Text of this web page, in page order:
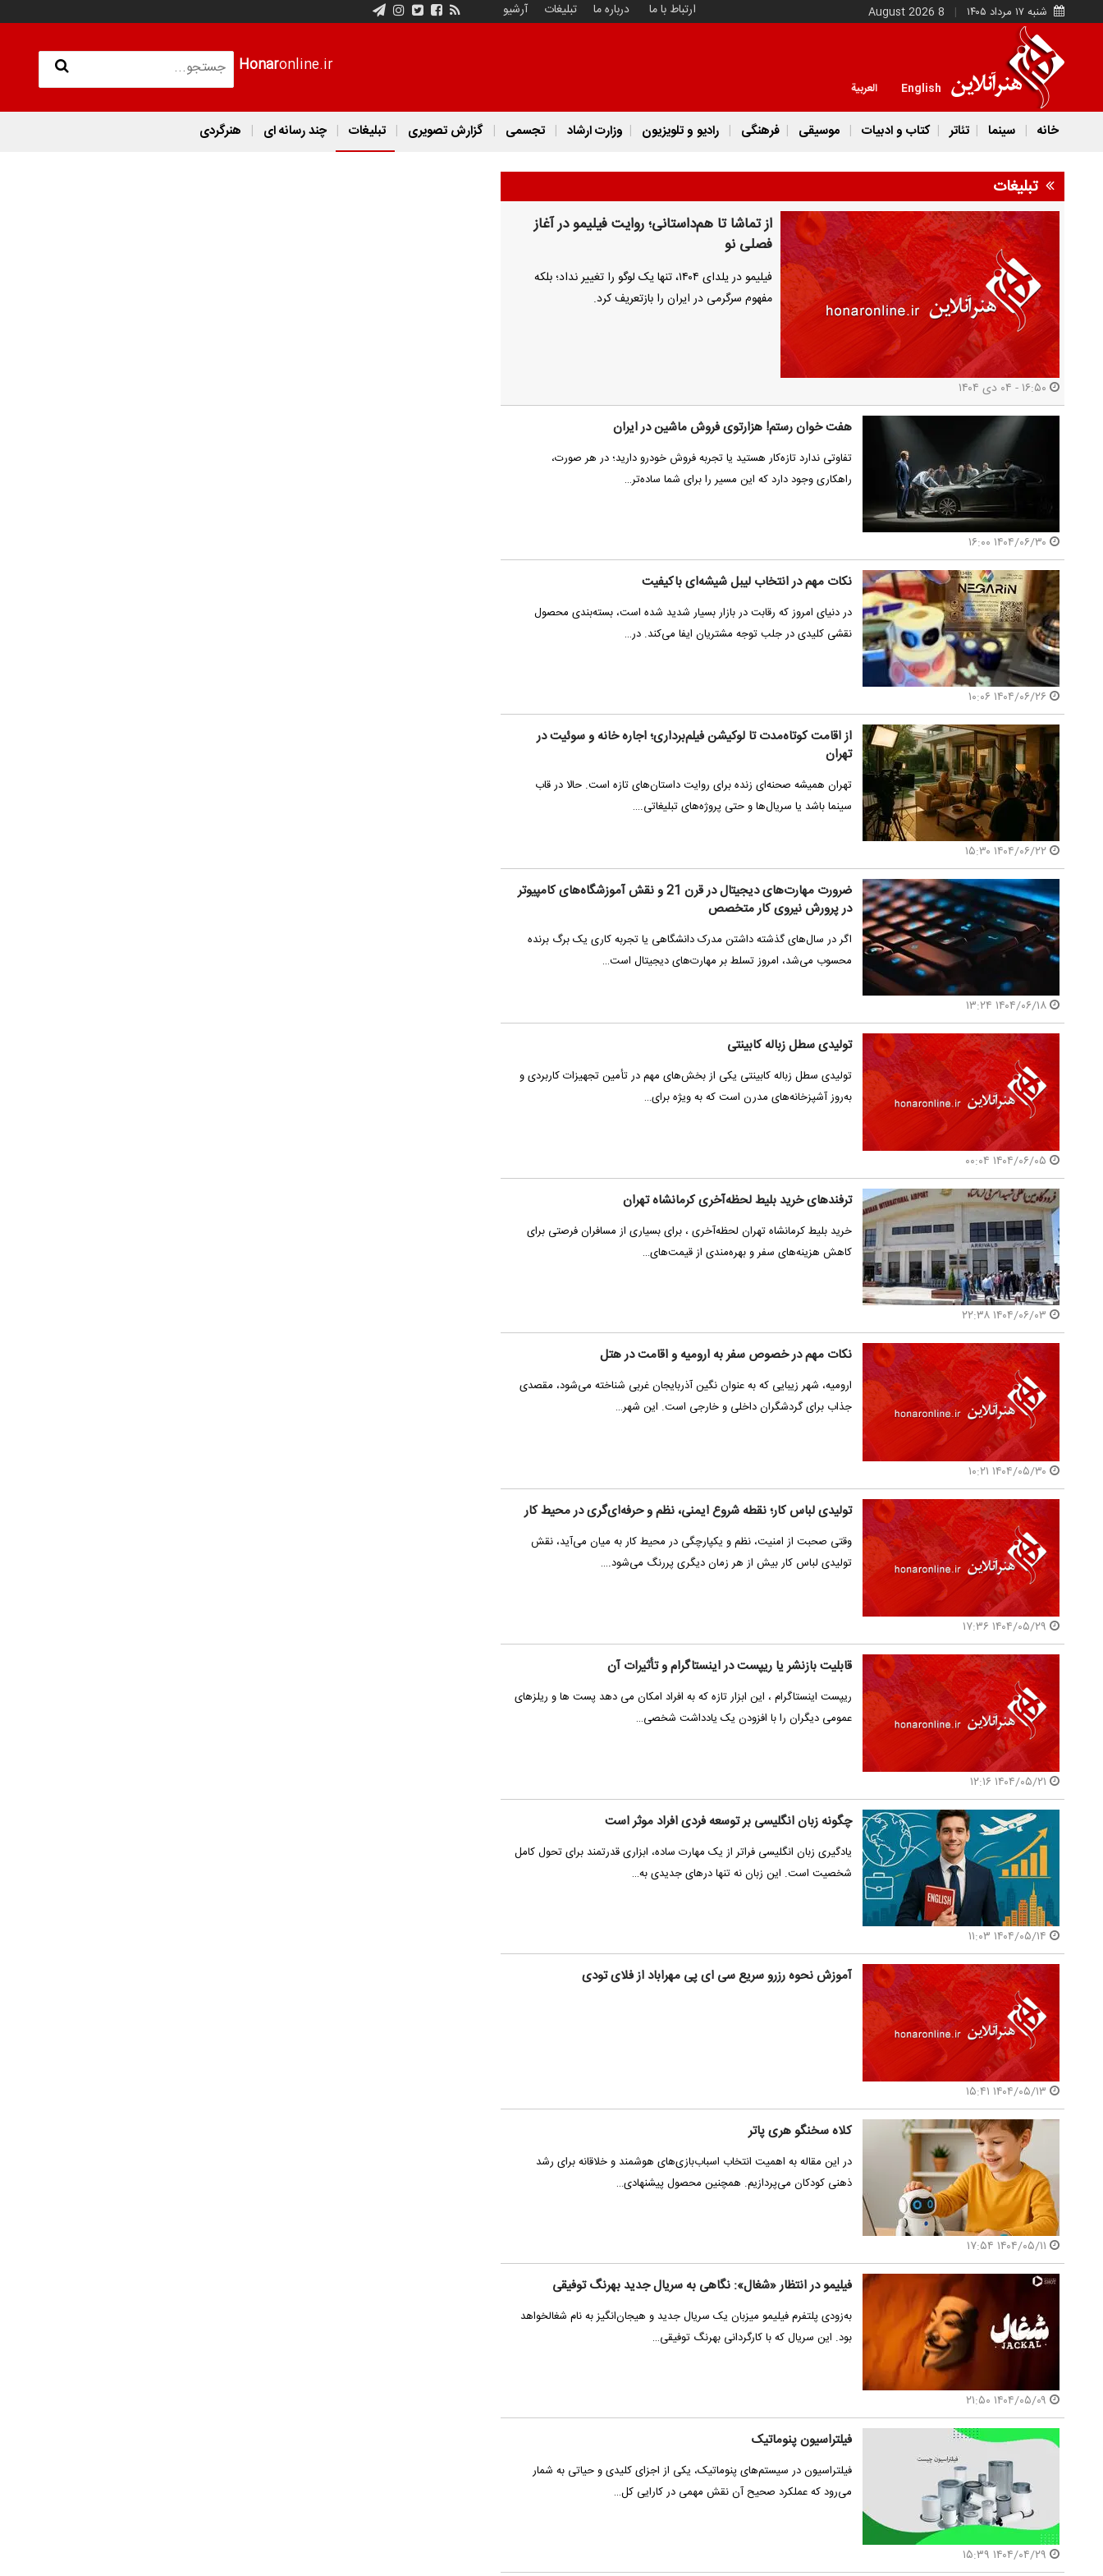
شنبه ۱۷ مرداد ۱۴۰۵ 8 August 2026 ارتباط با ما درباره ما تبلیغات آرشیو
Honaronline.ir
English العربية
خانه سینما تئاتر کتاب و ادبیات موسیقی فرهنگی رادیو و تلویزیون وزارت ارشاد تجسمی گزارش تصویری تبلیغات چند رسانه ای هنرگردی
تبلیغات
از تماشا تا هم‌داستانی؛ روایت فیلیمو در آغاز
فصلی نو
فیلیمو در یلدای ۱۴۰۴، تنها یک لوگو را تغییر نداد؛ بلکه
مفهوم سرگرمی در ایران را بازتعریف کرد.
هفت خوان رستم! هزارتوی فروش ماشین در ایران
تفاوتی ندارد تازه‌کار هستید یا تجربه فروش خودرو دارید؛ در هر صورت،
راهکاری وجود دارد که این مسیر را برای شما ساده‌تر…
نکات مهم در انتخاب لیبل شیشه‌ای باکیفیت
در دنیای امروز که رقابت در بازار بسیار شدید شده است، بسته‌بندی محصول
نقشی کلیدی در جلب توجه مشتریان ایفا می‌کند. در…
از اقامت کوتاه‌مدت تا لوکیشن فیلم‌برداری؛ اجاره خانه و سوئیت در
تهران
تهران همیشه صحنه‌ای زنده برای روایت داستان‌های تازه است. حالا در قاب
سینما باشد یا سریال‌ها و حتی پروژه‌های تبلیغاتی.…
ضرورت مهارت‌های دیجیتال در قرن 21 و نقش آموزشگاه‌های کامپیوتر
در پرورش نیروی کار متخصص
اگر در سال‌های گذشته داشتن مدرک دانشگاهی یا تجربه کاری یک برگ برنده
محسوب می‌شد، امروز تسلط بر مهارت‌های دیجیتال است…
تولیدی سطل زباله کابینتی
تولیدی سطل زباله کابینتی یکی از بخش‌های مهم در تأمین تجهیزات کاربردی و
به‌روز آشپزخانه‌های مدرن است که به ویژه برای…
ترفندهای خرید بلیط لحظه‌آخری کرمانشاه تهران
خرید بلیط کرمانشاه تهران لحظه‌آخری ، برای بسیاری از مسافران فرصتی برای
کاهش هزینه‌های سفر و بهره‌مندی از قیمت‌های…
نکات مهم در خصوص سفر به ارومیه و اقامت در هتل
ارومیه، شهر زیبایی که به عنوان نگین آذربایجان غربی شناخته می‌شود، مقصدی
جذاب برای گردشگران داخلی و خارجی است. این شهر…
تولیدی لباس کار؛ نقطه شروع ایمنی، نظم و حرفه‌ای‌گری در محیط کار
وقتی صحبت از امنیت، نظم و یکپارچگی در محیط کار به میان می‌آید، نقش
تولیدی لباس کار بیش از هر زمان دیگری پررنگ می‌شود.…
قابلیت بازنشر یا ریپست در اینستاگرام و تأثیرات آن
ریپست اینستاگرام ، این ابزار تازه که به افراد امکان می دهد پست ها و ریلزهای
عمومی دیگران را با افزودن یک یادداشت شخصی…
چگونه زبان انگلیسی بر توسعه فردی افراد موثر است
یادگیری زبان انگلیسی فراتر از یک مهارت ساده، ابزاری قدرتمند برای تحول کامل
شخصیت است. این زبان نه تنها درهای جدیدی به…
آموزش نحوه رزرو سریع سی ای پی مهراباد از فلای تودی
کلاه سخنگو هری پاتر
در این مقاله به اهمیت انتخاب اسباب‌بازی‌های هوشمند و خلاقانه برای رشد
ذهنی کودکان می‌پردازیم. همچنین محصول پیشنهادی…
فیلیمو در انتظار «شغال»: نگاهی به سریال جدید بهرنگ توفیقی
به‌زودی پلتفرم فیلیمو میزبان یک سریال جدید و هیجان‌انگیز به نام شغالخواهد
بود. این سریال که با کارگردانی بهرنگ توفیقی…
فیلتراسیون پنوماتیک
فیلتراسیون در سیستم‌های پنوماتیک، یکی از اجزای کلیدی و حیاتی به شمار
می‌رود که عملکرد صحیح آن نقش مهمی در کارایی کل…